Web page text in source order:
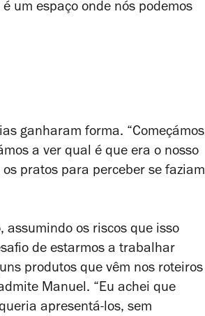
um espaço onde nós podemos
ganharam forma. “Começámos
a ver qual é que era o nosso
pratos para perceber se faziam
os riscos que isso
de estarmos a trabalhar
produtos que vêm nos roteiros
Manuel. “Eu achei que
apresentá-los, sem